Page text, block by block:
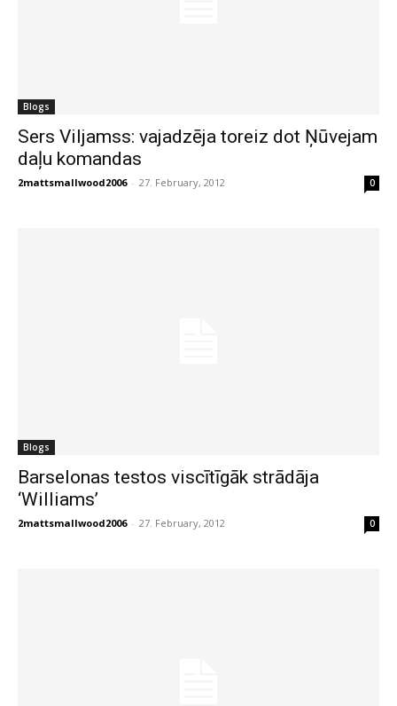
Blogs
Sers Viljamss: vajadzēja toreiz dot Ņūvejam
daļu komandas
2mattsmallwood2006 - 27. February, 2012 0
Blogs
Barselonas testos viscītīgāk strādāja
‘Williams’
2mattsmallwood2006 - 27. February, 2012 0